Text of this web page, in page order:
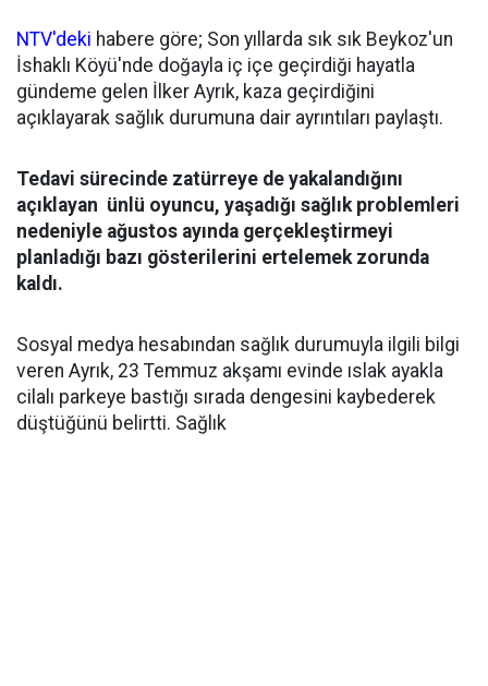
NTV'deki habere göre; Son yıllarda sık sık Beykoz'un
İshaklı Köyü'nde doğayla iç içe geçirdiği hayatla
gündeme gelen İlker Ayrık, kaza geçirdiğini
açıklayarak sağlık durumuna dair ayrıntıları paylaştı.
Tedavi sürecinde zatürreye de yakalandığını
açıklayan ünlü oyuncu, yaşadığı sağlık problemleri
nedeniyle ağustos ayında gerçekleştirmeyi
planladığı bazı gösterilerini ertelemek zorunda
kaldı.
Sosyal medya hesabından sağlık durumuyla ilgili bilgi
veren Ayrık, 23 Temmuz akşamı evinde ıslak ayakla
cilalı parkeye bastığı sırada dengesini kaybederek
düştüğünü belirtti. Sağlık